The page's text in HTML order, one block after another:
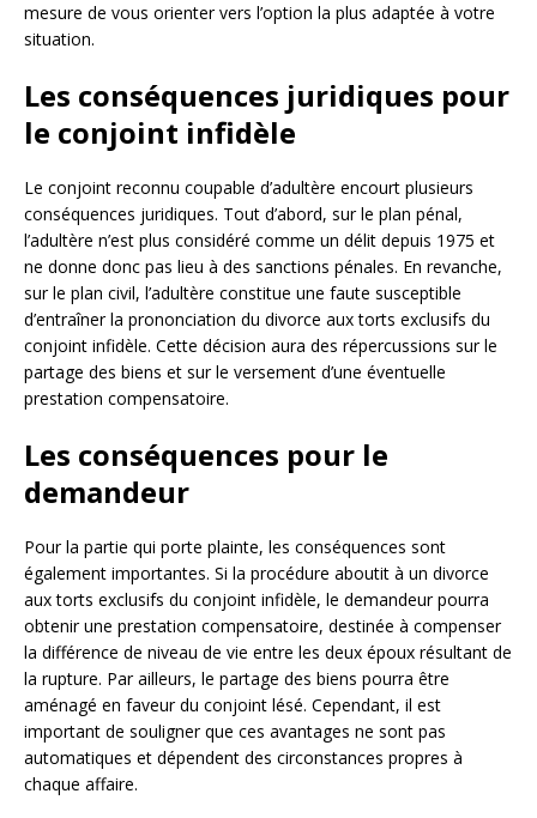
mesure de vous orienter vers l’option la plus adaptée à votre
situation.
Les conséquences juridiques pour
le conjoint infidèle
Le conjoint reconnu coupable d’adultère encourt plusieurs
conséquences juridiques. Tout d’abord, sur le plan pénal,
l’adultère n’est plus considéré comme un délit depuis 1975 et
ne donne donc pas lieu à des sanctions pénales. En revanche,
sur le plan civil, l’adultère constitue une faute susceptible
d’entraîner la prononciation du divorce aux torts exclusifs du
conjoint infidèle. Cette décision aura des répercussions sur le
partage des biens et sur le versement d’une éventuelle
prestation compensatoire.
Les conséquences pour le
demandeur
Pour la partie qui porte plainte, les conséquences sont
également importantes. Si la procédure aboutit à un divorce
aux torts exclusifs du conjoint infidèle, le demandeur pourra
obtenir une prestation compensatoire, destinée à compenser
la différence de niveau de vie entre les deux époux résultant de
la rupture. Par ailleurs, le partage des biens pourra être
aménagé en faveur du conjoint lésé. Cependant, il est
important de souligner que ces avantages ne sont pas
automatiques et dépendent des circonstances propres à
chaque affaire.